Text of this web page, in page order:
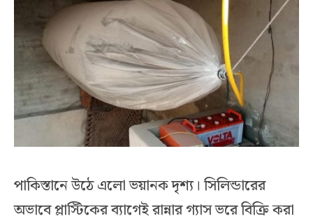
পাকিস্তানে উঠে এলো ভয়ানক দৃশ্য। সিলিন্ডারের
অভাবে প্লাস্টিকের ব্যাগেই রান্নার গ্যাস ভরে বিক্রি করা